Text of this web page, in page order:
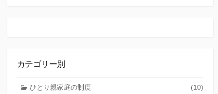
カテゴリー別
ひとり親家庭の制度 (10)